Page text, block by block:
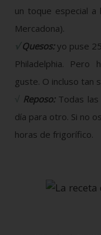
un toque especial
Mercadona).
√Quesos:yo puse
Philadelphia. Pero
guste. O incluso tan
√ Reposo:Todas las
día para otro. Si no
horas de frigorífico.